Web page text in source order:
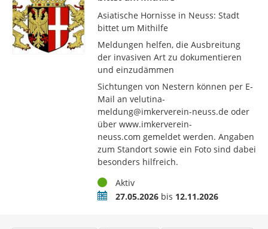
Asiatische Hornisse in Neuss: Stadt
bittet um Mithilfe
Meldungen helfen, die Ausbreitung
der invasiven Art zu dokumentieren
und einzudämmen
Sichtungen von Nestern können per E-
Mail an velutina-
meldung@imkerverein-neuss.de oder
über www.imkerverein-
neuss.com gemeldet werden. Angaben
zum Standort sowie ein Foto sind dabei
besonders hilfreich.
StatusAktiv
Zeitraum27.05.2026bis 12.11.2026